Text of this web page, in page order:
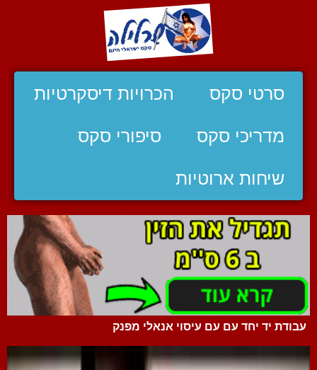
סרטי סקס הכרויות דיסקרטיות
מדריכי סקס סיפורי סקס
שיחות ארוטיות
עבודת יד יחד עם עם עיסוי אנאלי מפנק